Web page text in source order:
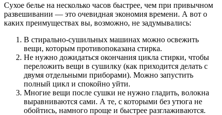
Сухое белье на несколько часов быстрее, чем при привычном
развешивании — это очевидная экономия времени. А вот о
каких преимуществах вы, возможно, не задумывались:
В стирально-сушильных машинах можно освежить
вещи, которым противопоказана стирка.
Не нужно дожидаться окончания цикла стирки, чтобы
переложить вещи в сушилку (как приходится делать с
двумя отдельными приборами). Можно запустить
полный цикл и спокойно уйти.
Многие вещи после сушки не нужно гладить, волокна
выравниваются сами. А те, с которыми без утюга не
обойтись, намного проще и быстрее разглаживаются.